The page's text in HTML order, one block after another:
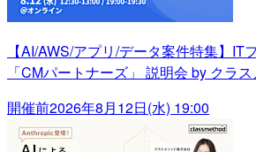
【AI/AWS/アプリ/データ案件特集】IT
「CMパートナーズ」 説明会 by クラ
開催前2026年8月12日(水) 19:00